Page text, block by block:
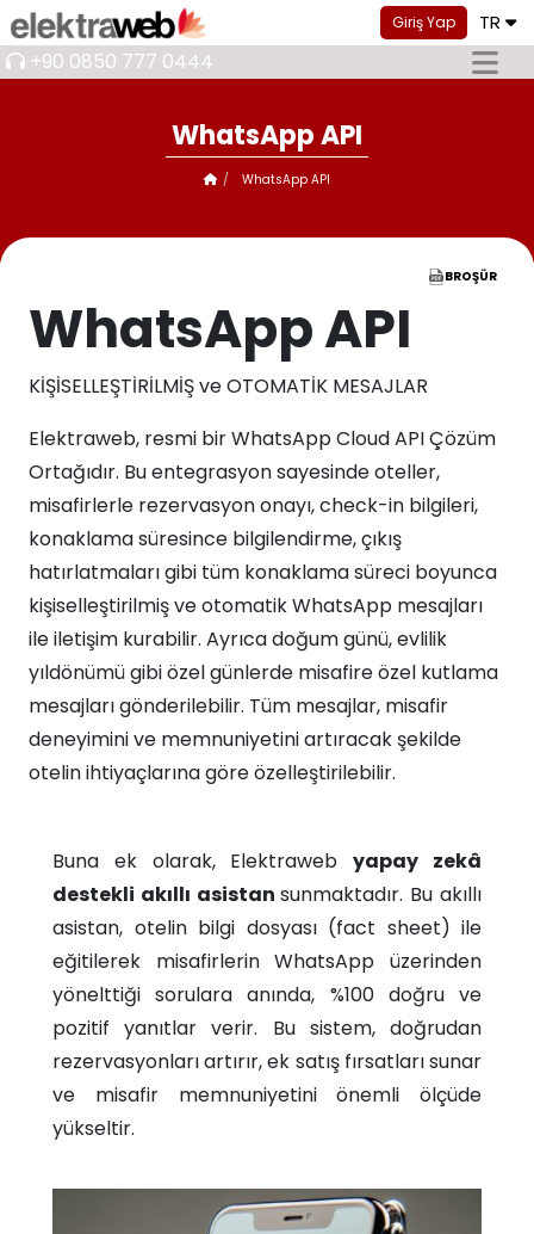
Giriş Yap TR
+90 0850 777 0444
WhatsApp API​
WhatsApp API​
BROŞÜR
WhatsApp API​
KİŞİSELLEŞTİRİLMİŞ ve OTOMATİK MESAJLAR​
Elektraweb, resmi bir WhatsApp Cloud API Çözüm
Ortağıdır. Bu entegrasyon sayesinde oteller,
misafirlerle rezervasyon onayı, check-in bilgileri,
konaklama süresince bilgilendirme, çıkış
hatırlatmaları gibi tüm konaklama süreci boyunca
kişiselleştirilmiş ve otomatik WhatsApp mesajları
ile iletişim kurabilir. Ayrıca doğum günü, evlilik
yıldönümü gibi özel günlerde misafire özel kutlama
mesajları gönderilebilir. Tüm mesajlar, misafir
deneyimini ve memnuniyetini artıracak şekilde
otelin ihtiyaçlarına göre özelleştirilebilir.​
Buna ek olarak, Elektrawebyapay zekâ
destekli akıllı asistansunmaktadır. Bu akıllı
asistan, otelin bilgi dosyası (fact sheet) ile
eğitilerek misafirlerin WhatsApp üzerinden
yönelttiği sorulara anında, %100 doğru ve
pozitif yanıtlar verir. Bu sistem, doğrudan
rezervasyonları artırır, ek satış fırsatları sunar
ve misafir memnuniyetini önemli ölçüde
yükseltir.​